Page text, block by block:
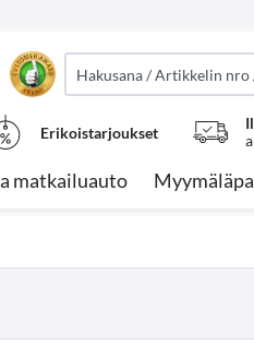
Erikoistarjoukset
matkailuauto